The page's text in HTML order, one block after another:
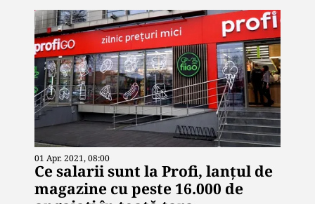
01 Apr. 2021, 08:00
Ce salarii sunt la Profi, lanțul de
magazine cu peste 16.000 de